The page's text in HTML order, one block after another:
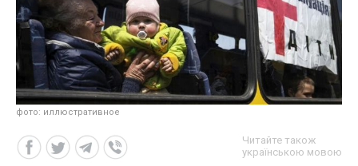
фото: иллюстративное
Читайте також
українською мовою